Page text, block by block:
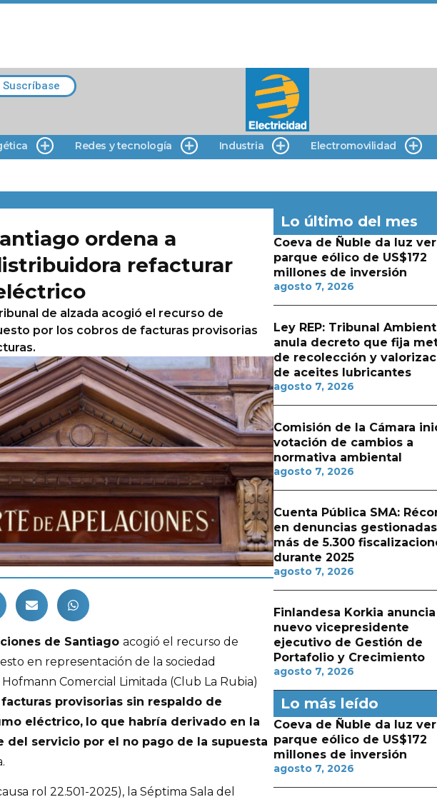
Suscríbase
Redes y tecnología Industria Electromovilidad
ordena a
refacturar
de alzada acogió el recurso de
por los cobros de facturas provisorias
de Santiago acogió el recurso de
en representación de la sociedad
Comercial Limitada (Club La Rubia)
provisorias sin respaldo de
eléctrico, lo que habría derivado en la
del servicio por el no pago de la supuesta
rol 22.501-2025), la Séptima Sala del
Lo último del mes
Coeva de Ñuble da luz
parque eólico de US$172
millones de inversión
agosto 7, 2026
Ley REP: Tribunal
anula decreto que fija
de recolección y
de aceites lubricantes
agosto 7, 2026
Comisión de la Cámara
votación de cambios a
normativa ambiental
agosto 7, 2026
Cuenta Pública SMA:
en denuncias
más de 5.300
durante 2025
agosto 7, 2026
Finlandesa Korkia anuncia
nuevo vicepresidente
ejecutivo de Gestión de
Portafolio y Crecimiento
agosto 7, 2026
Lo más leído
Coeva de Ñuble da luz
parque eólico de US$172
millones de inversión
agosto 7, 2026